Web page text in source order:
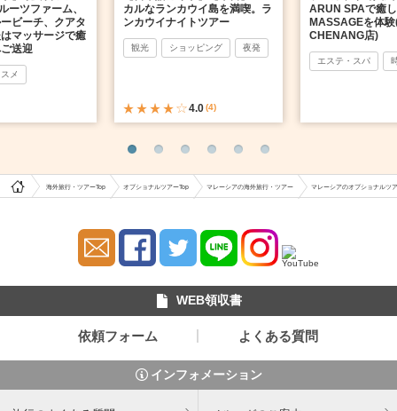
ツファーム、
ビーチ、クアタ
マッサージで癒
送迎
メ
カルなランカウイ島を満喫。ラ
ンカウイナイトツアー
観光 ショッピング 夜発
4.0(4)
ARUN SPAで癒
MASSAGEを体
CHENANG店)
エステ・スパ
海外旅行・ツアーTop オプショナルツアーTop マレーシアの海外旅行・ツアー マレーシアのオプショナルツ
WEB領収書
依頼フォーム よくある質問
インフォメーション